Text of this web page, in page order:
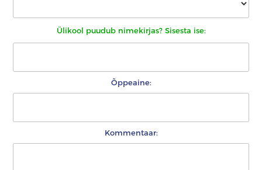
Ülikool puudub nimekirjas? Sisesta ise:
Õppeaine:
Kommentaar: